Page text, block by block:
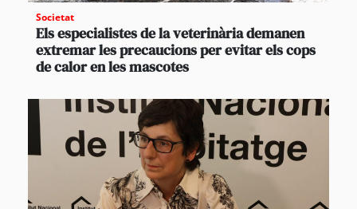
Societat
Els especialistes de la veterinària demanen
extremar les precaucions per evitar els cops
de calor en les mascotes